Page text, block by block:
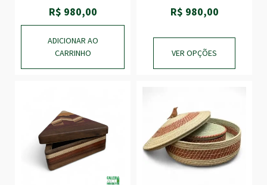
R$ 980,00
ADICIONAR AO
CARRINHO
R$ 980,00
VER OPÇÕES